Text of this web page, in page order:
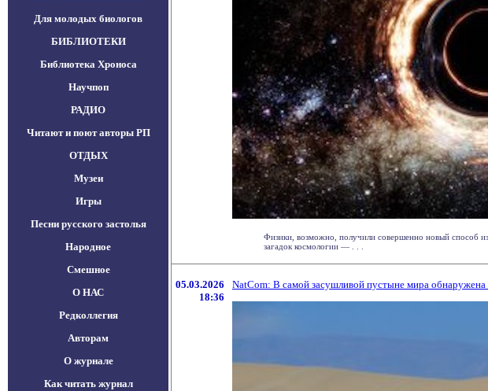
Для молодых биологов
БИБЛИОТЕКИ
Библиотека Хроноса
Научпоп
РАДИО
Читают и поют авторы РП
ОТДЫХ
Музеи
Игры
Песни русского застолья
Народное
Смешное
О НАС
Редколлегия
Авторам
О журнале
Как читать журнал
Физики, возможно, получили совершенно новый способ
загадок космологии — . . .
05.03.2026
18:36
NatCom: В самой засушливой пустыне мира обнаружена